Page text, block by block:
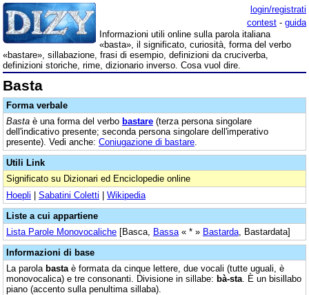
login/registrati
contest - guida
Informazioni utili online sulla parola italiana
«basta», il significato, curiosità, forma del verbo
«bastare», sillabazione, frasi di esempio, definizioni da cruciverba,
definizioni storiche, rime, dizionario inverso. Cosa vuol dire.
Basta
Forma verbale
Basta è una forma del verbo bastare (terza persona singolare
dell'indicativo presente; seconda persona singolare dell'imperativo
presente). Vedi anche: Coniugazione di bastare
Utili Link
Significato su Dizionari ed Enciclopedie online
Hoepli | Sabatini Coletti | Wikipedia
Liste a cui appartiene
Lista Parole Monovocaliche [Basca, Bassa « * » Bastarda , Bastardata]
Informazioni di base
La parola basta è formata da cinque lettere, due vocali (tutte uguali, è
monovocalica) e tre consonanti. Divisione in sillabe: bà-sta . È un bisillabo
piano (accento sulla penultima sillaba).